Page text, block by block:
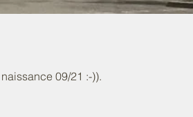
09/21 :-)).